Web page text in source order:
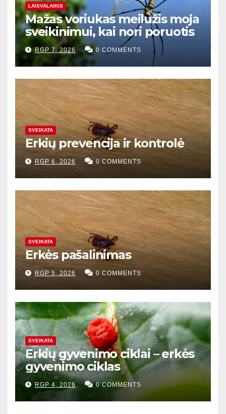
LAISVALAIKIS
Mažas voriukas meilužis moja
sveikinimui, kai nori poruotis
RGP 7, 2026 0 COMMENTS
SVEIKATA
Erkių prevencija ir kontrolė
RGP 6, 2026 0 COMMENTS
SVEIKATA
Erkės pašalinimas
RGP 5, 2026 0 COMMENTS
SVEIKATA
Erkių gyvenimo ciklai – erkės
gyvenimo ciklas
RGP 4, 2026 0 COMMENTS